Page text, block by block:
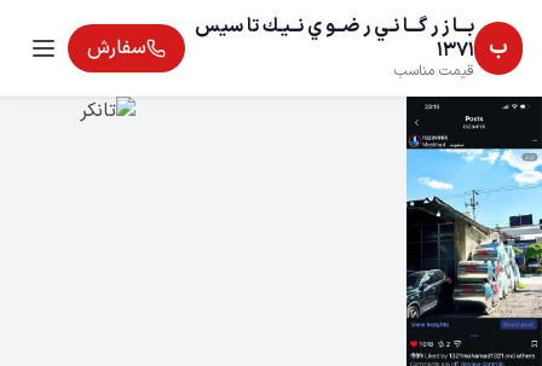
ب
بـــا ز ر گـــا نـي ر ضــو ي نــيـك تا سيس
1371
قیمت مناسب
سفارش